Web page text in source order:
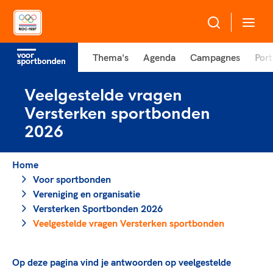
Over NOC*NSF
Sportagenda 2032
Leden
Algemene Vergadering
Merkbescherming NOC*NSF
Onze partners
Sportdeelname
Bonden en professionals in de sport
Beleidsmedewerkers
Clubbestuurders
Coördinatoren en opleiders
Trainer-coaches
Topsport
Voor talentvolle sporters
Atletencommissie
Voor bonden
Thema's Agenda Campagnes
Veelgestelde vragen
Versterken sportbonden
2026
Home
Voor sportbonden
Vereniging en organisatie
Versterken Sportbonden 2026
Veelgestelde vragen Versterken sportbonden
Op deze pagina vind je antwoorden op veelgestelde